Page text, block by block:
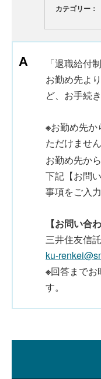
カテゴリー：
「退職給付
お勤め先よ
ど、お手続
※お勤め先
ただけません
お勤め先か
下記【お問
事項をご入
【お問い合
三井住友信
ku-
※回答までお
す。